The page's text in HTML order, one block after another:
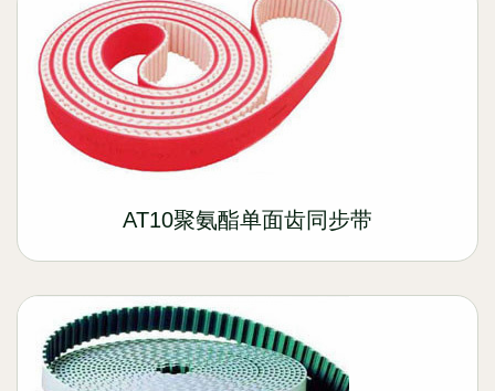
AT10聚氨酯单面齿同步带